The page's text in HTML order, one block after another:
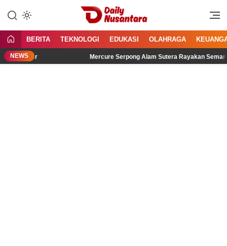
konten
Daily Nusantara
Menyajikan Fakta, Menginspirasi
BERITA TEKNOLOGI EDUKASI OLAHRAGA
NEWS Mercure Serpong Alam Sutera Rayakan Semangat